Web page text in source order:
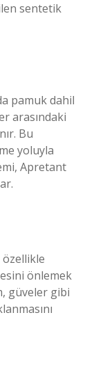
sentetik
pamuk dahil
arasındaki
Bu
yoluyla
Apretant
önlemek
güveler gibi